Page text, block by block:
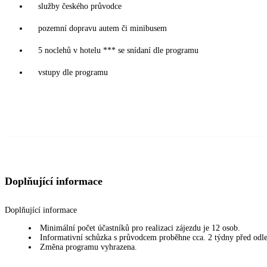
služby českého průvodce
pozemní dopravu autem či minibusem
5 noclehů v hotelu *** se snídaní dle programu
vstupy dle programu
Doplňující informace
Doplňující informace
Minimální počet účastníků pro realizaci zájezdu je 12 osob.
Informativní schůzka s průvodcem proběhne cca. 2 týdny před
Změna programu vyhrazena.